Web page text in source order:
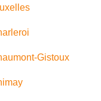
Gistoux